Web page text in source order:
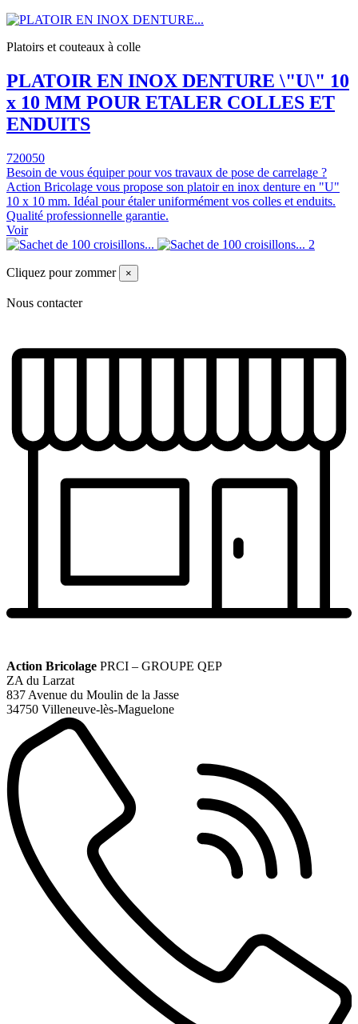
Platoirs et couteaux à colle
PLATOIR EN INOX DENTURE \"U\" 10
x 10 MM POUR ETALER COLLES ET
ENDUITS
720050
Besoin de vous équiper pour vos travaux de pose de carrelage ?
Action Bricolage vous propose son platoir en inox denture en "U"
10 x 10 mm. Idéal pour étaler uniformément vos colles et enduits.
Qualité professionnelle garantie.
Voir
Cliquez pour zommer ×
Nous contacter
Action Bricolage PRCI – GROUPE QEP
ZA du Larzat
837 Avenue du Moulin de la Jasse
34750 Villeneuve-lès-Maguelone